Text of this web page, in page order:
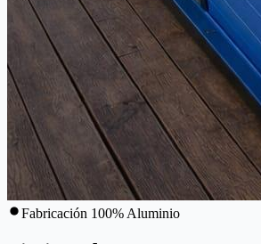
Fabricación 100% Aluminio